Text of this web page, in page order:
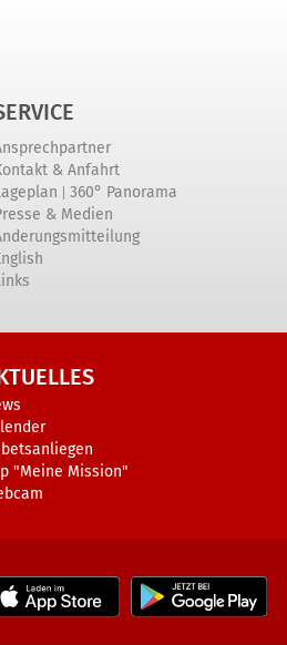
& Anfahrt
| 360° Panorama
& Medien
"Meine Mission"